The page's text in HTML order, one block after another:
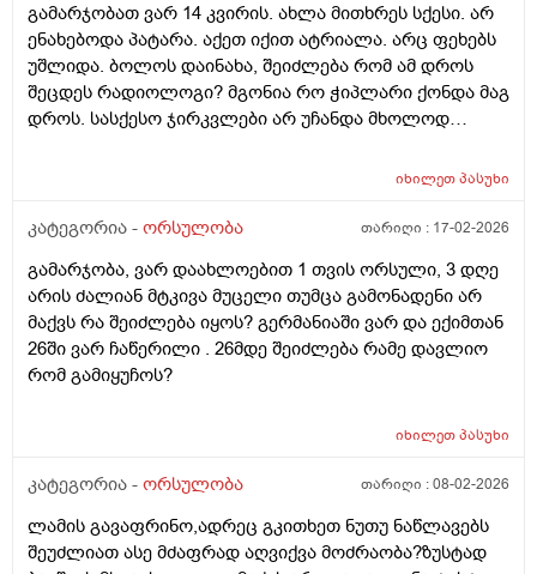
გამოიყენებს, გაყინული კიდევ ისევ მორჩება
კლინიკაში, ამ დროს შემდგომ როგორ განვითარდება
სცენარი? რა ბედი ეწევა დარჩენილ გაყინულ
კვერცხუჯრედებს?_თუ მათ ვადა გასდით,
გამოიყენებენ მანამ სხვა ქალის
მიუხედავად? თუ არ შეწუხდებით, დეტალურად რომ
მადლობა!
გამარჯობათ ვარ 14 კვირის. ახლა მითხრეს სქესი. არ
ენახებოდა პატარა. აქეთ იქით ატრიალა. არც ფეხებს
უშლიდა. ბოლოს დაინახა, შეიძლება რომ ამ დროს
შეცდეს რადიოლოგი? მგონია რო ჭიპლარი ქონდა მაგ
დროს. სასქესო ჯირკვლები არ უჩანდა მხოლოდ
იხილეთპასუხი
კატეგორია - ორსულობა თარიღი : 17-02-2026
გამარჯობა, ვარ დაახლოებით 1 თვის ორსული, 3 დღე
არის ძალიან მტკივა მუცელი თუმცა გამონადენი არ
მაქვს რა შეიძლება იყოს? გერმანიაში ვარ და ექიმთან
26ში ვარ ჩაწერილი . 26მდე შეიძლება რამე დავლიო
რომ გამიყუჩოს?
იხილეთპასუხი
კატეგორია - ორსულობა თარიღი :08-02-2026
ლამის გავაფრინო,ადრეც გკითხეთ ნუთუ ნაწლავებს
შეუძლიათ ასე მძაფრად აღვიქვა მოძრაობა?ზუსტად